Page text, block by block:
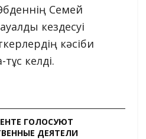
Семей
кездесуі
кәсіби
келді.
ГОЛОСУЮТ
ДЕЯТЕЛИ